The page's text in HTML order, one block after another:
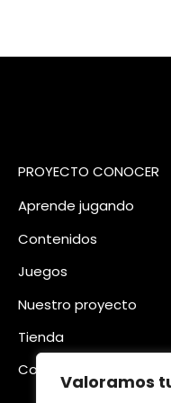
Valoramos
PROYECTO CONOCER
Aprende jugando
Contenidos
Juegos
Nuestro proyecto
Tienda
Contacto